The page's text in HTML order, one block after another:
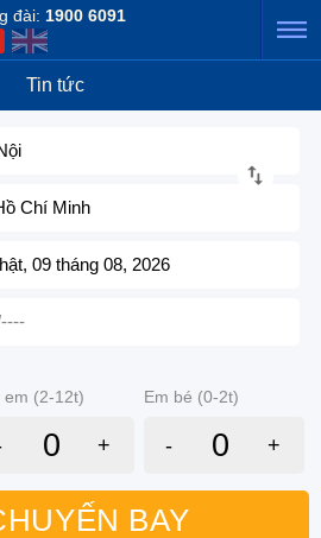
đài: 1900 6091
Tin tức
Chí Minh
09 tháng 08, 2026
em (2-12t) Em bé (0-2t)
+ - +
BAY